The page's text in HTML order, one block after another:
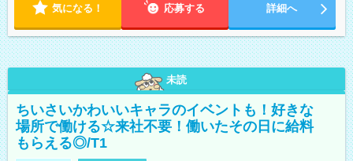
気になる！ 応募する 詳細へ
未読
ちいさいかわいいキャラのイベントも！好きな
場所で働ける☆来社不要！働いたその日に給料
もらえる◎/T1